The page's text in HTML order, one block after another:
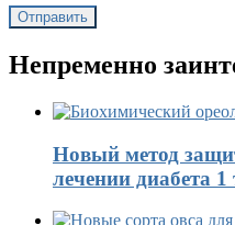
Непременно
Новый метод
лечении диабета 1